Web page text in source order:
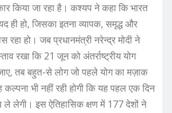
किया जा रहा है। कश्यप ने कहा कि भारत
ही हो, जिसका इतना व्यापक, समृद्ध और
रहा हो। जब प्रधानमंत्री नरेन्द्र मोदी ने
रखा कि 21 जून को अंतर्राष्ट्रीय योग
तब बहुत-से लोग जो पहले योग का मज़ाक
भी नहीं रही होगी कि यह पहल एक दिन
लेगी। इस ऐतिहासिक क्षण में 177 देशों ने